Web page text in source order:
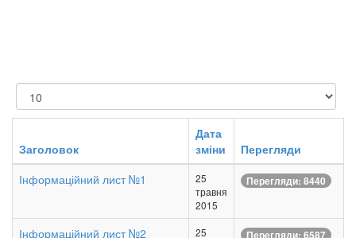
Показувати
Заголовок
Дата
зміни
Перегляди
Інформаційний лист №1
25
травня
2015
Перегляди: 8440
Інформаційний лист №2
25
Перегляди: 6587